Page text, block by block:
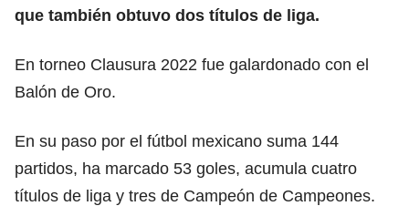
que también obtuvo dos títulos de liga.
En torneo Clausura 2022 fue galardonado con el
Balón de Oro.
En su paso por el fútbol mexicano suma 144
partidos, ha marcado 53 goles, acumula cuatro
títulos de liga y tres de Campeón de Campeones.